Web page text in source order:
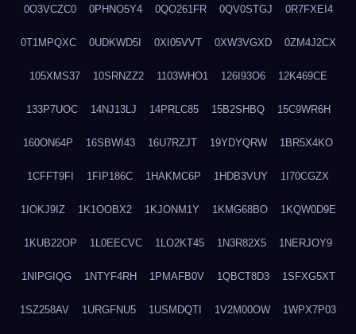
0O3VCZC0 0PHNO5Y4 0QO261FR 0QV0STGJ 0R7FXEI4
0T1MPQXC 0UDKWD5I 0XI05VVT 0XW3VGXD 0ZM4J2CX
105XMS37 10SRNZZ2 1103WHO1 126I93O6 12K469CE
133P7UOC 14NJ13LJ 14PRLC85 15B2SHBQ 15C9WR6H
160ON64P 16SBWI43 16U7RZJT 19YDYQRW 1BR5X4KO
1CFFT9FI 1FIP186C 1HAKMC6P 1HDB3VUY 1I70CGZX
1IOKJ9IZ 1K1OOBX2 1KJONM1Y 1KMG68BO 1KQW0D9E
1KUB22OP 1L0EECVC 1LO2KT45 1N3R82X5 1NERJOY9
1NIPGIQG 1NTYF4RH 1PMAFB0V 1QBCT8D3 1SFXG5XT
1SZ258AV 1URGFNU5 1USMDQTI 1V2M00OW 1WPX7P03